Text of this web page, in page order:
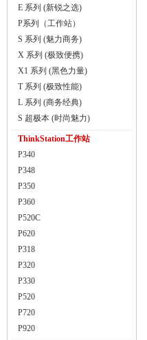
E 系列 (新锐之选)
P系列（工作站）
S 系列 (魅力商务)
X 系列 (极致便携)
X1 系列 (黑色力量)
T 系列 (极致性能)
L 系列 (商务经典)
S 超极本 (时尚魅力)
ThinkStation工作站
P340
P348
P350
P360
P520C
P620
P318
P320
P330
P520
P720
P920